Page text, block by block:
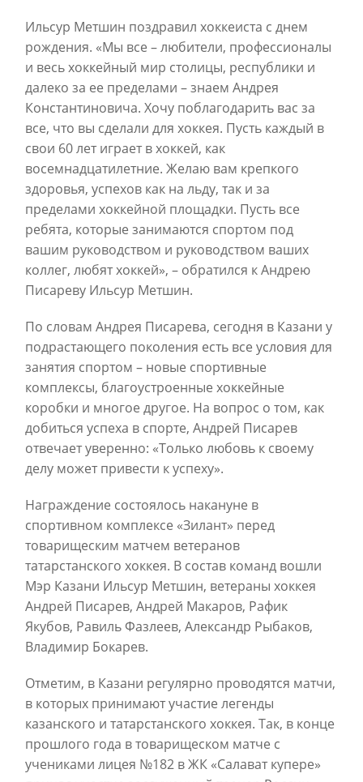
Ильсур Метшин поздравил хоккеиста с днем
рождения. «Мы все – любители, профессионалы
и весь хоккейный мир столицы, республики и
далеко за ее пределами – знаем Андрея
Константиновича. Хочу поблагодарить вас за
все, что вы сделали для хоккея. Пусть каждый в
свои 60 лет играет в хоккей, как
восемнадцатилетние. Желаю вам крепкого
здоровья, успехов как на льду, так и за
пределами хоккейной площадки. Пусть все
ребята, которые занимаются спортом под
вашим руководством и руководством ваших
коллег, любят хоккей», – обратился к Андрею
Писареву Ильсур Метшин.
По словам Андрея Писарева, сегодня в Казани у
подрастающего поколения есть все условия для
занятия спортом – новые спортивные
комплексы, благоустроенные хоккейные
коробки и многое другое. На вопрос о том, как
добиться успеха в спорте, Андрей Писарев
отвечает уверенно: «Только любовь к своему
делу может привести к успеху».
Награждение состоялось накануне в
спортивном комплексе «Зилант» перед
товарищеским матчем ветеранов
татарстанского хоккея. В состав команд вошли
Мэр Казани Ильсур Метшин, ветераны хоккея
Андрей Писарев, Андрей Макаров, Рафик
Якубов, Равиль Фазлеев, Александр Рыбаков,
Владимир Бокарев.
Отметим, в Казани регулярно проводятся матчи,
в которых принимают участие легенды
казанского и татарстанского хоккея. Так, в конце
прошлого года в товарищеском матче с
учениками лицея №182 в ЖК «Салават купере»